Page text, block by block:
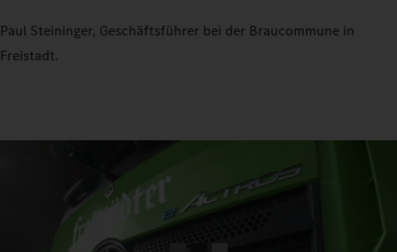
Paul Steininger, Geschäftsführer bei der Braucommune in
Freistadt.